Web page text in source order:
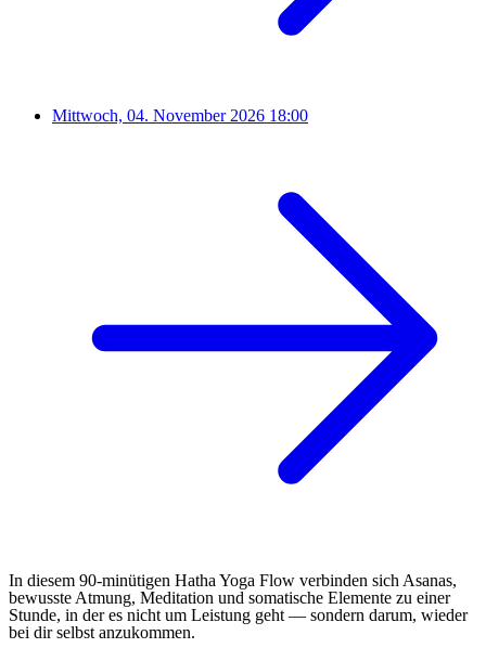
Mittwoch, 04. November 2026 18:00
In diesem 90-minütigen Hatha Yoga Flow verbinden sich Asanas,
bewusste Atmung, Meditation und somatische Elemente zu einer
Stunde, in der es nicht um Leistung geht — sondern darum, wieder
bei dir selbst anzukommen.